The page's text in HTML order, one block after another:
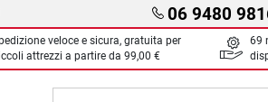
06 9480
veloce e sicura, gratuita per
attrezzi a partire da 99,00 €
69